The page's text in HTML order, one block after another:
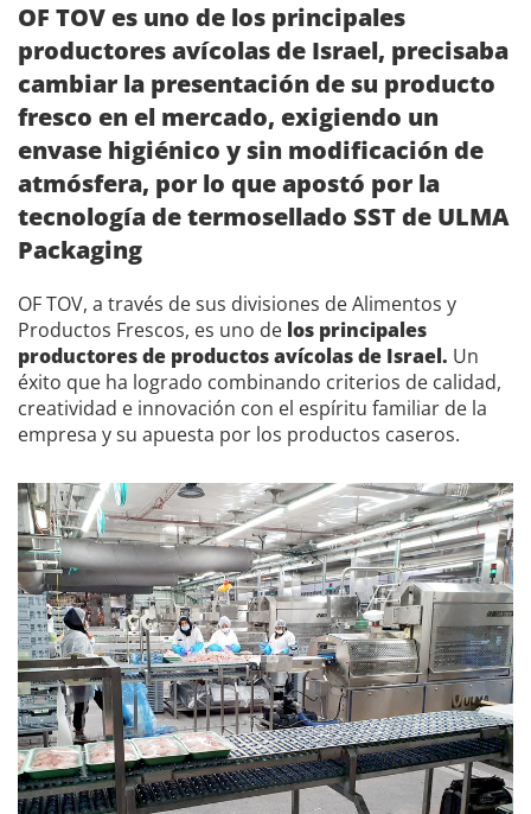
OF TOV es uno de los principales
productores avícolas de Israel, precisaba
cambiar la presentación de su producto
fresco en el mercado, exigiendo un
envase higiénico y sin modificación de
atmósfera, por lo que apostó por la
tecnología de termosellado SST de ULMA
Packaging
OF TOV, a través de sus divisiones de Alimentos y
Productos Frescos, es uno de los principales
productores de productos avícolas de Israel. Un
éxito que ha logrado combinando criterios de calidad,
creatividad e innovación con el espíritu familiar de la
empresa y su apuesta por los productos caseros.